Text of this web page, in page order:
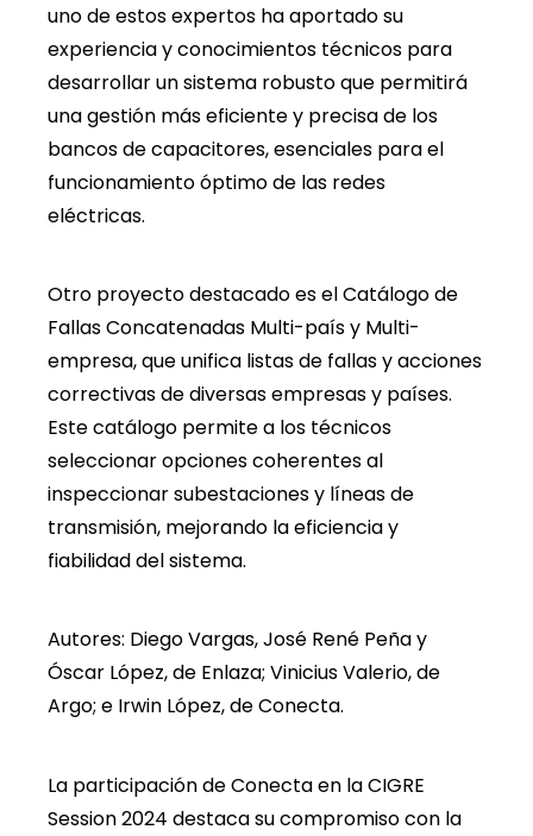
uno de estos expertos ha aportado su
experiencia y conocimientos técnicos para
desarrollar un sistema robusto que permitirá
una gestión más eficiente y precisa de los
bancos de capacitores, esenciales para el
funcionamiento óptimo de las redes
eléctricas.
Otro proyecto destacado es el Catálogo de
Fallas Concatenadas Multi-país y Multi-
empresa, que unifica listas de fallas y acciones
correctivas de diversas empresas y países.
Este catálogo permite a los técnicos
seleccionar opciones coherentes al
inspeccionar subestaciones y líneas de
transmisión, mejorando la eficiencia y
fiabilidad del sistema.
Autores: Diego Vargas, José René Peña y
Óscar López, de Enlaza; Vinicius Valerio, de
Argo; e Irwin López, de Conecta.
La participación de Conecta en la CIGRE
Session 2024 destaca su compromiso con la